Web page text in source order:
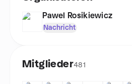
Pawel Rosikiewicz
Nachricht
Mitglieder481